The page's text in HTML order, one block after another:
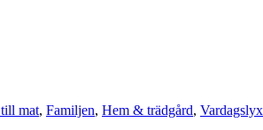
mat, Familjen, Hem & trädgård, Vardagslyx